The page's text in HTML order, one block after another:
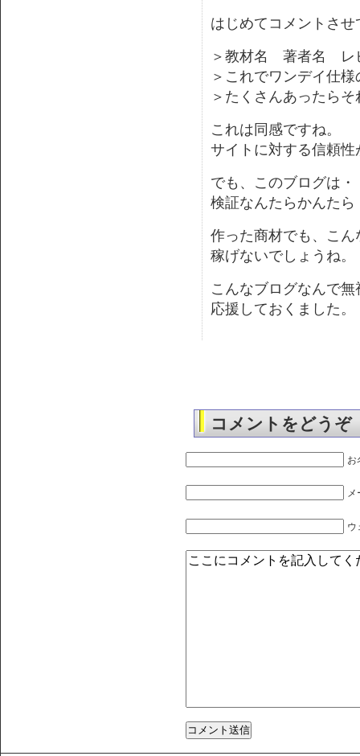
はじめてコメントさ
＞教材名 著者名 レ
＞これでワンデイ仕
＞たくさんあったら
これは同感ですね。
サイトに対する信頼
でも、このブログは
検証なんたらかんた
作った商材でも、こ
稼げないでしょうね。
こんなブログなんで
応援しておくました。
コメントをどうぞ
お
メ
ウ